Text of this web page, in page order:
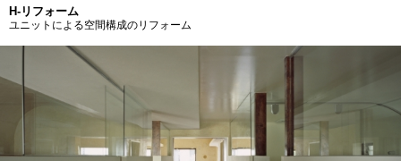
H-リフォーム
ユニットによる空間構成のリフォーム